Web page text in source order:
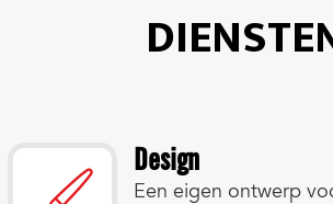
Design
Een eigen ontwerp